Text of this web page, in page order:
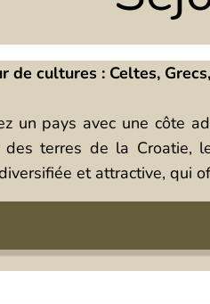
de cultures : Celtes,
un pays avec une côte
des terres de la Croatie,
et attractive, qui